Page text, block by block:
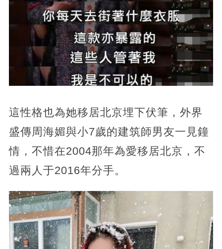
這性格也為她移居北京埋下伏筆，外界
盛傳周海媚與小7歲的建筑師男友一見鐘
情，不惜在2004那年為愛移居北京，不
過兩人于2016年分手。